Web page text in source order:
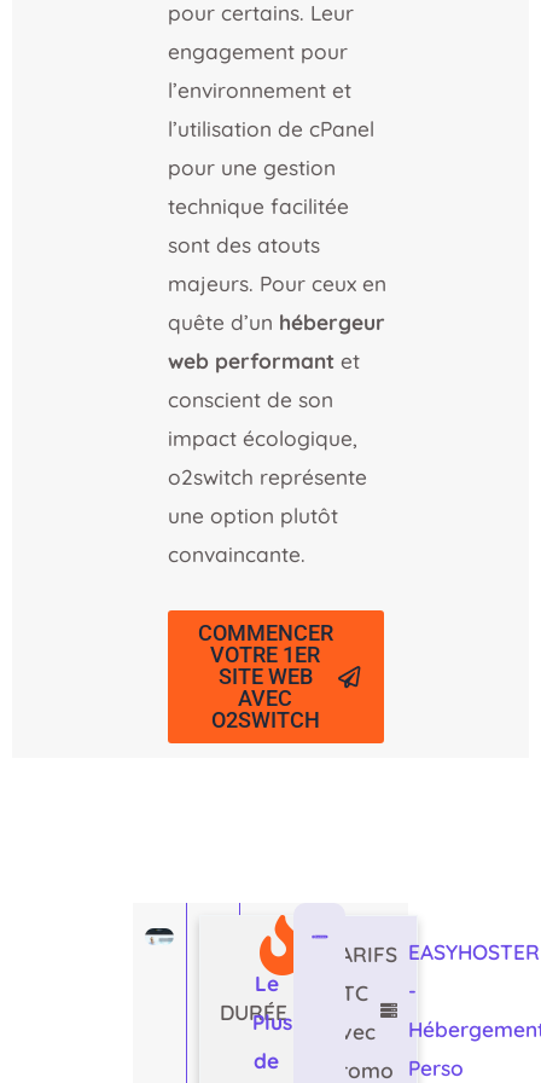
pour certains. Leur
engagement pour
l’environnement et
l’utilisation de cPanel
pour une gestion
technique facilitée
sont des atouts
majeurs. Pour ceux en
quête d’un hébergeur
web performant et
conscient de son
impact écologique,
o2switch représente
une option plutôt
convaincante.
COMMENCER
VOTRE 1ER
SITE WEB
AVEC
O2SWITCH
DURÉE
TARIFS
TTC
avec
Promo
Le
Plus
de
EASYHOSTER
-
Perso